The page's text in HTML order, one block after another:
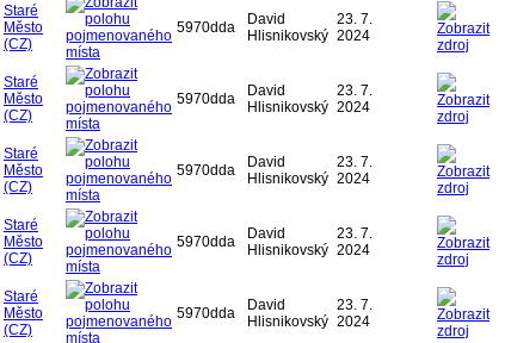
Staré
Město
(CZ)
5970dda
David
Hlisnikovský
23. 7.
2024
Staré
Město
(CZ)
5970dda
David
Hlisnikovský
23. 7.
2024
Staré
Město
(CZ)
5970dda
David
Hlisnikovský
23. 7.
2024
Staré
Město
(CZ)
5970dda
David
Hlisnikovský
23. 7.
2024
Staré
Město
(CZ)
5970dda
David
Hlisnikovský
23. 7.
2024